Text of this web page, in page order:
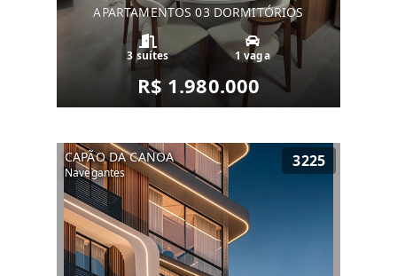
APARTAMENTOS 03 DORMITÓRIOS
3 suítes 1 vaga
R$ 1.980.000
CAPÃO DA CANOA
Navegantes
3225